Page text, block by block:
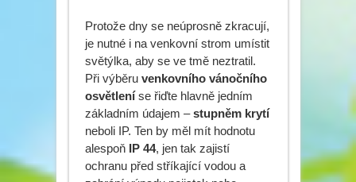
Protože dny se neúprosně zkracují,
je nutné i na venkovní strom umístit
světýlka, aby se ve tmě neztratil.
Při výběru venkovního vánočního
osvětleníse řiďte hlavně jedním
základním údajem –stupněm krytí
neboli IP. Ten by měl mít hodnotu
alespoň IP 44, jen tak zajistí
ochranu před stříkající vodou a